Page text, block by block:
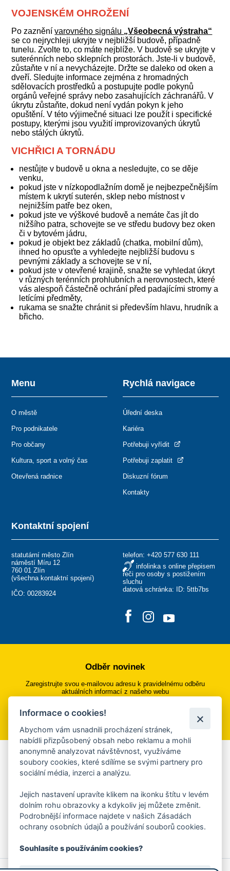
VOJENSKÉM OHROŽENÍ
Po zazněnívarovného signálu „Všeobecná výstraha“
se co nejrychleji ukryjte v nejbližší budově, případně
tunelu. Zvolte to, co máte nejblíže. V budově se ukryjte v
suterénních nebo sklepních prostorách. Jste-li v budově,
zůstaňte v ní a nevycházejte. Držte se daleko od oken a
dveří. Sledujte informace zejména z hromadných
sdělovacích prostředků a postupujte podle pokynů
orgánů veřejné správy nebo zasahujících záchranářů. V
úkrytu zůstaňte, dokud není vydán pokyn k jeho
opuštění. V této výjimečné situaci lze použít i specifické
postupy, kterými jsou využití improvizovaných úkrytů
nebo stálých úkrytů.
VICHŘICI A TORNÁDU
nestůjte v budově u okna a nesledujte, co se děje
venku,
pokud jste v nízkopodlažním domě je nejbezpečnějším
místem k ukrytí suterén, sklep nebo místnost v
nejnižším patře bez oken,
pokud jste ve výškové budově a nemáte čas jít do
nižšího patra, schovejte se ve středu budovy bez oken
či v bytovém jádru,
pokud je objekt bez základů (chatka, mobilní dům),
ihned ho opusťte a vyhledejte nejbližší budovu s
pevnými základy a schovejte se v ní,
pokud jste v otevřené krajině, snažte se vyhledat úkryt
v různých terénních prohlubních a nerovnostech, které
vás alespoň částečně ochrání před padajícími stromy a
letícími předměty,
rukama se snažte chránit si především hlavu, hrudník a
břicho.
Kontaktní spojení
statutární město Zlín
náměstí Míru 12
760 01 Zlín
(všechna kontaktní spojení)
IČO: 00283924
telefon: +420 577 630 111
infolinka s online přepisem
řeči pro osoby s postižením
sluchu
datová schránka: ID: 5ttb7bs
Menu
O městě
Pro podnikatele
Pro občany
Kultura, sport a volný čas
Otevřená radnice
Rychlá navigace
Úřední deska
Kariéra
Potřebuji vyřídit
Potřebuji zaplatit
Diskuzní fórum
Kontakty
Odběr novinek
Zaregistrujte svou e-mailovou adresu k pravidelnému odběru
aktuálních informací z našeho webu
Přihlásit se k odběru
Aplikace Mobilní rozhlas
Chcete dostávat do svého mobilu či mailu upozornění na
ankety, pozvánky na kulturní a sportovní akce?
Více informací o aplikaci
© 2026 Magistrát města Zlína Prohlášení o používání cookies
Informace o cookies!
Abychom vám usnadnili procházení stránek,
nabídli přizpůsobený obsah nebo reklamu a mohli
anonymně analyzovat návštěvnost, využíváme
soubory cookies, které sdílíme se svými partnery pro
sociální média, inzerci a analýzu.
Jejich nastavení upravíte klikem na ikonku štítu v levém
dolním rohu obrazovky a kdykoliv jej můžete změnit.
Podrobnější informace najdete v našich Zásadách
ochrany osobních údajů a používání souborů cookies.
Souhlasíte s používáním cookies?